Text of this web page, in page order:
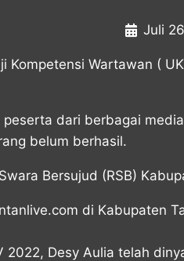
Juli
Wartawan (
dari berbagai
belum berhasil.
Bersujud (RSB)
di Kabupaten
Desy Aulia telah